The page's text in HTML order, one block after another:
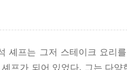
셰프는 그저 스테이크 요리
프가 되어 있었다. 그는 다